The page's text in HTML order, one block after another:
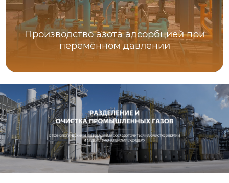
Производство азота адсорбцией при
переменном давлении